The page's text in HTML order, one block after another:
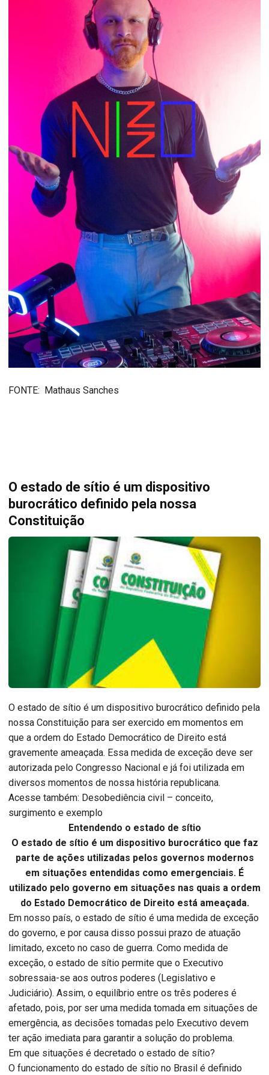
FONTE: Mathaus Sanches
O estado de sítio é um dispositivo
burocrático definido pela nossa
Constituição
O estado de sítio é um dispositivo burocrático definido pela
nossa Constituição para ser exercido em momentos em
que a ordem do Estado Democrático de Direito está
gravemente ameaçada. Essa medida de exceção deve ser
autorizada pelo Congresso Nacional e já foi utilizada em
diversos momentos de nossa história republicana.
Acesse também: Desobediência civil – conceito,
surgimento e exemplo
Entendendo o estado de sítio
O estado de sítio é um dispositivo burocrático que faz
parte de ações utilizadas pelos governos modernos
em situações entendidas como emergenciais. É
utilizado pelo governo em situações nas quais a ordem
do Estado Democrático de Direito está ameaçada.
Em nosso país, o estado de sítio é uma medida de exceção
do governo, e por causa disso possui prazo de atuação
limitado, exceto no caso de guerra. Como medida de
exceção, o estado de sítio permite que o Executivo
sobressaia-se aos outros poderes (Legislativo e
Judiciário). Assim, o equilíbrio entre os três poderes é
afetado, pois, por ser uma medida tomada em situações de
emergência, as decisões tomadas pelo Executivo devem
ter ação imediata para garantir a solução do problema.
Em que situações é decretado o estado de sítio?
O funcionamento do estado de sítio no Brasil é definido